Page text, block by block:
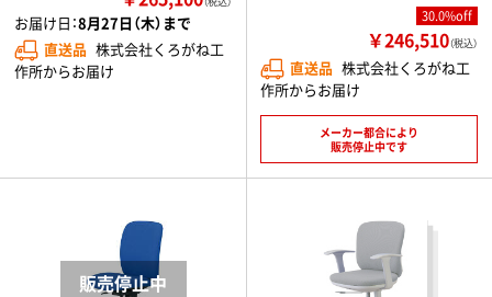
お届け日：8月27日（木）まで
直送品 株式会社くろがね工
作所からお届け
30.0%off
￥246,510（税込）
直送品 株式会社くろがね工
作所からお届け
メーカー都合により
販売停止中です